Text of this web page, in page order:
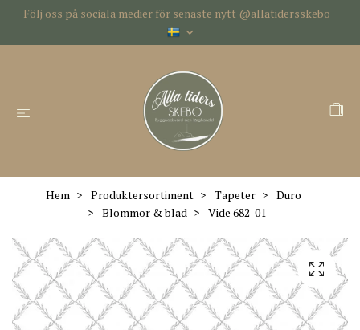
Följ oss på sociala medier för senaste nytt @allatidersskebo
Hem Produktersortiment Tapeter
Duro
Blommor & blad
Vide 682-01